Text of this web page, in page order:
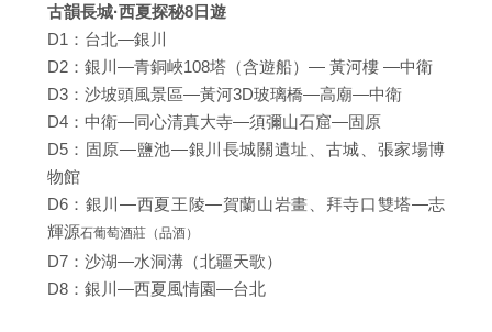
古韻長城·西夏探秘8日遊
D1：台北—銀川
D2：銀川—青銅峽108塔（含遊船）— 黃河樓 —中衛
D3：沙坡頭風景區—黃河3D玻璃橋—高廟—中衛
D4：中衛—同心清真大寺—須彌山石窟—固原
D5：固原—鹽池—銀川長城關遺址、古城、張家場博
物館
D6：銀川—西夏王陵—賀蘭山岩畫、拜寺口雙塔—志
輝源石葡萄酒莊（品酒）
D7：沙湖—水洞溝（北疆天歌）
D8：銀川—西夏風情園—台北